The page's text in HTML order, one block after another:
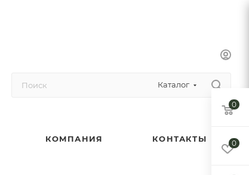
Каталог
КОМПАНИЯ КОНТАКТЫ
0
0